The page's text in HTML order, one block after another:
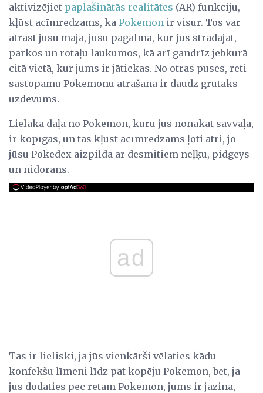
aktivizējiet paplašinātās realitātes (AR) funkciju,
kļūst acīmredzams, ka Pokemon ir visur. Tos var
atrast jūsu mājā, jūsu pagalmā, kur jūs strādājat,
parkos un rotaļu laukumos, kā arī gandrīz jebkurā
citā vietā, kur jums ir jātiekas. No otras puses, reti
sastopamu Pokemonu atrašana ir daudz grūtāks
uzdevums.
Lielākā daļa no Pokemon, kuru jūs nonākat savvaļā,
ir kopīgas, un tas kļūst acīmredzams ļoti ātri, jo
jūsu Pokedex aizpilda ar desmitiem neļķu, pidgeys
un nidorans.
ad
Tas ir lieliski, ja jūs vienkārši vēlaties kādu
konfekšu līmeni līdz pat kopēju Pokemon, bet, ja
jūs dodaties pēc retām Pokemon, jums ir jāzina,